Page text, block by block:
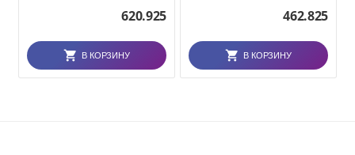
620.925
В КОРЗИНУ
462.825
В КОРЗИНУ